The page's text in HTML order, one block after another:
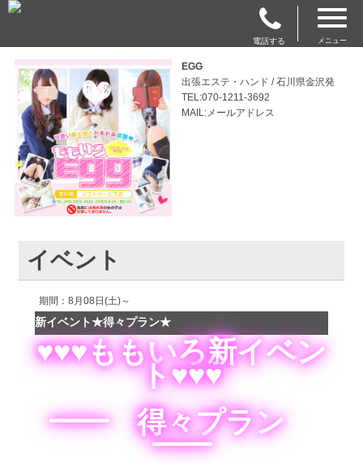
電話する メニュー
EGG
出張エステ・ハンド / 石川県金沢発
TEL:070-1211-3692
MAIL:メールアドレス
イベント
期間：8月08日(土)～
新イベント★得々プラン★
♥♥♥ももいろ新イベン
ト♥♥♥
━━ 得々プラン
━━